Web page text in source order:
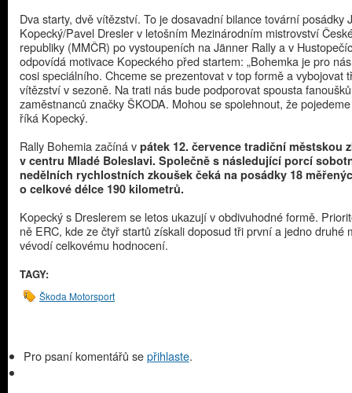
​Dva starty, dvě vítězství. To je dosavadní bilance tovární posádky
Kopecký/Pavel Dresler v letošním Mezinárodním mistrovství
republiky (MMČR) po vystoupeních na Jänner Rally a v
odpovídá motivace Kopeckého před startem: „Bohemka je pro
cosi speciálního. Chceme se prezentovat v top formě a vybojovat
vítězství v sezoně. Na trati nás bude podporovat spousta
zaměstnanců značky ŠKODA. Mohou se spolehnout, že
říká Kopecký.
Rally Bohemia začíná v ​ pátek 12. července​ tradiční městskou
v centru Mladé Boleslavi. Společně s následující porcí
nedělních rychlostních zkoušek čeká na posádky 18
o celkové délce 190 kilometrů.
Kopecký s Dreslerem se letos ukazují v obdivuhodné formě.
ně ERC, kde ze čtyř startů získali doposud tři první a jedno druhé
vévodí celkovému hodnocení.
TAGY:
Škoda Motorsport
Pro psaní komentářů sepřihlaste.